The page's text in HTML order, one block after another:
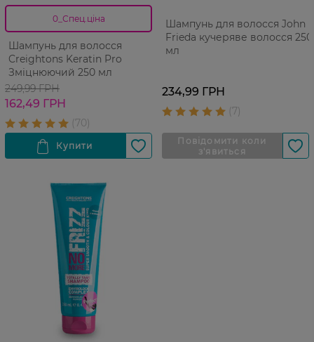
0_Спец.ціна
Шампунь для волосся
Creightons Keratin Pro
Зміцнюючий 250 мл
249,99 ГРН
162,49 ГРН
Шампунь для волосся John
Frieda кучеряве волосся 250
мл
234,99 ГРН